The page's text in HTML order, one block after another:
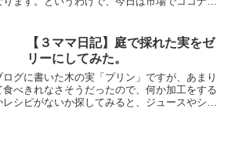
【３ママ日記】庭で採れた実をゼ
リーにしてみた。
グに書いた木の実「プリン」ですが、あまり
べきれなさそうだったので、何か加工をする
シピがないか探してみると、ジュースやシェ